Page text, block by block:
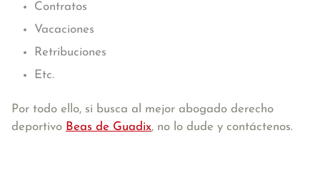
Contratos
Vacaciones
Retribuciones
Etc.
Por todo ello, si busca al mejor abogado derecho
deportivo Beas de Guadix, no lo dude y contáctenos.